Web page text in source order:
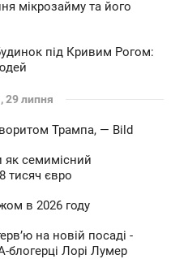
мікрозайму та його
під Кривим Рогом:
29 липня
Трампа, — Bild
як семимісний
тисяч євро
в 2026 году
на новій посаді -
блогерці Лорі Лумер